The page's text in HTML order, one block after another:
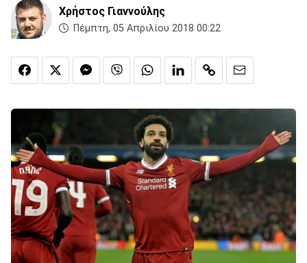
Χρήστος Γιαννούλης
Πέμπτη, 05 Απριλίου 2018 00:22